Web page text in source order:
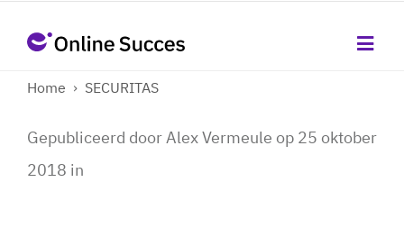
Home › SECURITAS
Gepubliceerd doorAlex Vermeule op 25 oktober
2018 in